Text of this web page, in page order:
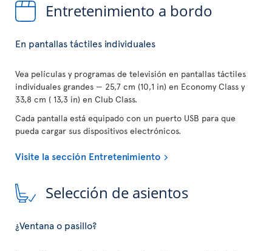
Entretenimiento a bordo
En pantallas táctiles individuales
Vea películas y programas de televisión en pantallas táctiles
individuales grandes — 25,7 cm (10,1 in) en Economy Class y
33,8 cm ( 13,3 in) en Club Class.
Cada pantalla está equipado con un puerto USB para que
pueda cargar sus dispositivos electrónicos.
Visite la sección Entretenimiento
Selección de asientos
¿Ventana o pasillo?